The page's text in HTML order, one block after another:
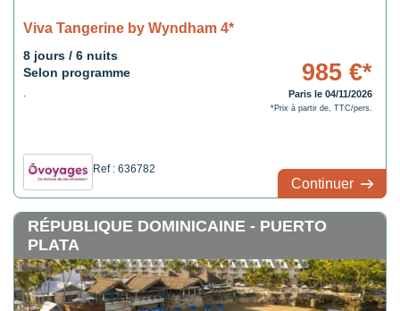
Viva Tangerine by Wyndham 4*
8 jours / 6 nuits
Selon programme
.
Ref : 636782
985 €*
Paris le 04/11/2026
*Prix à partir de, TTC/pers.
Continuer
RÉPUBLIQUE DOMINICAINE - PUERTO
PLATA